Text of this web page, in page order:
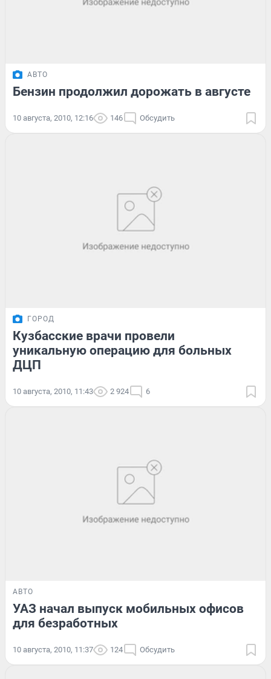
АВТО
Бензин продолжил дорожать в августе
10 августа, 2010, 12:16 146 Обсудить
ГОРОД
Кузбасские врачи провели
уникальную операцию для больных
ДЦП
10 августа, 2010, 11:43 2 924 6
АВТО
УАЗ начал выпуск мобильных офисов
для безработных
10 августа, 2010, 11:37 124 Обсудить